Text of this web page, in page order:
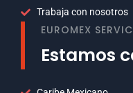
Trabaja con nosotros
EUROMEX
Estamos